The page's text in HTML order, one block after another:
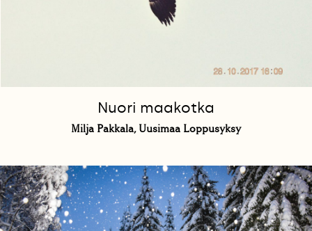
Nuori maakotka
Milja Pakkala, Uusimaa Loppusyksy